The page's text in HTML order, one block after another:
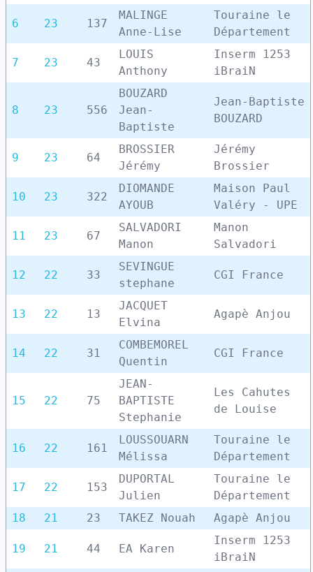
6 23 137
MALINGE
Anne-Lise
Touraine le
Département
7 23 43
LOUIS
Anthony
Inserm 1253
iBraiN
8 23 556
BOUZARD
Jean-
Baptiste
Jean-Baptiste
BOUZARD
9 23 64
BROSSIER
Jérémy
Jérémy
Brossier
10 23 322
DIOMANDE
AYOUB
Maison Paul
Valéry - UPE
11 23 67
SALVADORI
Manon
Manon
Salvadori
12 22 33
SEVINGUE
stephane
CGI France
13 22 13
JACQUET
Elvina
Agapè Anjou
14 22 31
COMBEMOREL
Quentin
CGI France
15 22 75
JEAN-
BAPTISTE
Stephanie
Les Cahutes
de Louise
16 22 161
LOUSSOUARN
Mélissa
Touraine le
Département
17 22 153
DUPORTAL
Julien
Touraine le
Département
18
21 23 TAKEZ Nouah Agapè Anjou
19 21 44 EA Karen
Inserm 1253
iBraiN